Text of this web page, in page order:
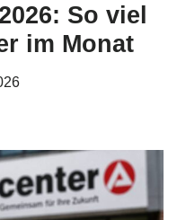
So viel
im Monat